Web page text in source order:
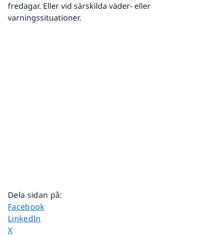
fredagar. Eller vid särskilda väder- eller
varningssituationer.
Dela sidan på:
Dela sidan på
Facebook
Dela sidan på
LinkedIn
Dela sidan på
X